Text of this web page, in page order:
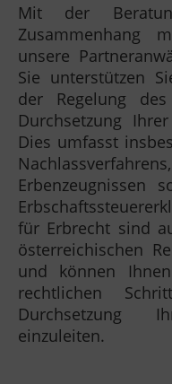
Mit der
Zusammenhang
unsere
Sie unterstützen
der Regelung
Durchsetzung
Dies umfasst
Erbenzeugnissen
für Erbrecht sind
österreichischen
und können
rechtlichen
Durchsetzung
einzuleiten.